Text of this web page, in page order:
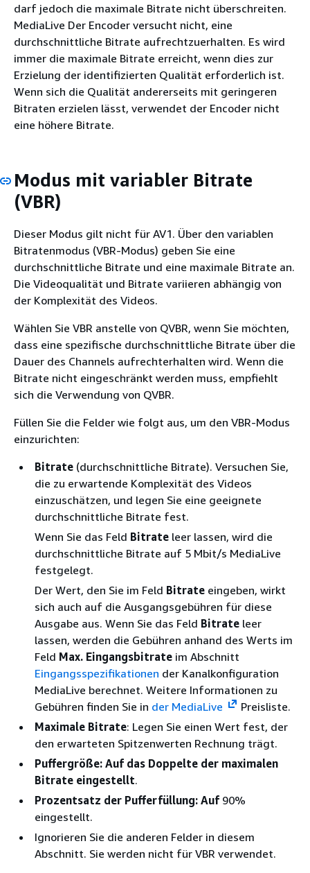
darf jedoch die maximale Bitrate nicht überschreiten.
MediaLive Der Encoder versucht nicht, eine
durchschnittliche Bitrate aufrechtzuerhalten. Es wird
immer die maximale Bitrate erreicht, wenn dies zur
Erzielung der identifizierten Qualität erforderlich ist.
Wenn sich die Qualität andererseits mit geringeren
Bitraten erzielen lässt, verwendet der Encoder nicht
eine höhere Bitrate.
Modus mit variabler Bitrate
(VBR)
Dieser Modus gilt nicht für AV1. Über den variablen
Bitratenmodus (VBR-Modus) geben Sie eine
durchschnittliche Bitrate und eine maximale Bitrate an.
Die Videoqualität und Bitrate variieren abhängig von
der Komplexität des Videos.
Wählen Sie VBR anstelle von QVBR, wenn Sie möchten,
dass eine spezifische durchschnittliche Bitrate über die
Dauer des Channels aufrechterhalten wird. Wenn die
Bitrate nicht eingeschränkt werden muss, empfiehlt
sich die Verwendung von QVBR.
Füllen Sie die Felder wie folgt aus, um den VBR-Modus
einzurichten:
Bitrate (durchschnittliche Bitrate). Versuchen Sie,
die zu erwartende Komplexität des Videos
einzuschätzen, und legen Sie eine geeignete
durchschnittliche Bitrate fest.
Wenn Sie das Feld Bitrate leer lassen, wird die
durchschnittliche Bitrate auf 5 Mbit/s MediaLive
festgelegt.
Der Wert, den Sie im Feld Bitrate eingeben, wirkt
sich auch auf die Ausgangsgebühren für diese
Ausgabe aus. Wenn Sie das Feld Bitrate leer
lassen, werden die Gebühren anhand des Werts im
Feld Max. Eingangsbitrate im Abschnitt
Eingangsspezifikationen der Kanalkonfiguration
MediaLive berechnet. Weitere Informationen zu
Gebühren finden Sie in der MediaLive
Preisliste.
Maximale Bitrate: Legen Sie einen Wert fest, der
den erwarteten Spitzenwerten Rechnung trägt.
Puffergröße: Auf das Doppelte der maximalen
Bitrate eingestellt.
Prozentsatz der Pufferfüllung: Auf 90%
eingestellt.
Ignorieren Sie die anderen Felder in diesem
Abschnitt. Sie werden nicht für VBR verwendet.